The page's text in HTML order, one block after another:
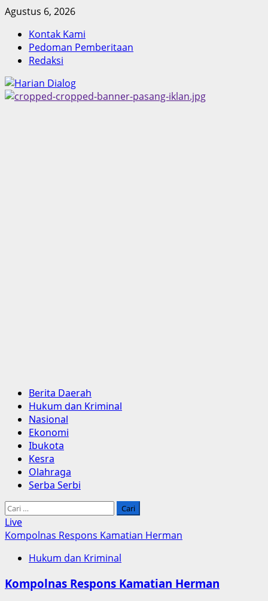
Skip
content
Agustus 6, 2026
Kontak Kami
Pedoman Pemberitaan
Redaksi
Primary
Menu
Berita Daerah
Hukum dan Kriminal
Nasional
Ekonomi
Ibukota
Kesra
Olahraga
Serba Serbi
Cari
untuk:
Live
Kompolnas Respons Kamatian Herman
Hukum dan Kriminal
Kompolnas Respons Kamatian Herman